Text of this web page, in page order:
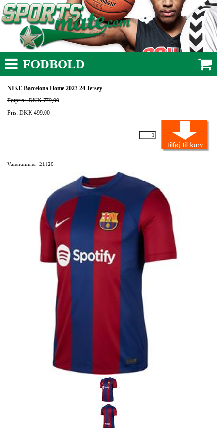
FODBOLD
NIKE Barcelona Home 2023-24 Jersey
Førpris:DKK 779,00
Pris: DKK 499,00
Varenummer: 21120